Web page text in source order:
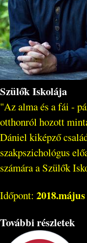
Szülők Iskolája
"Az alma és a fái -
otthonról hozott
Dániel kiképző
szakpszichológus
számára a Szülők
Időpont:
További részletek